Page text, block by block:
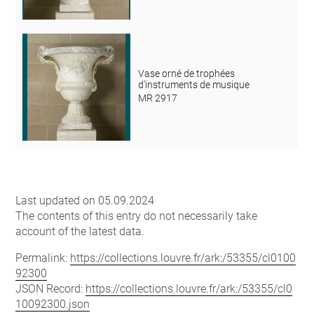
Vase orné de trophées
d'instruments de musique
MR 2917
Last updated on 05.09.2024
The contents of this entry do not necessarily take
account of the latest data.
Permalink: https://collections.louvre.fr/ark:/53355/cl0100
92300
JSON Record: https://collections.louvre.fr/ark:/53355/cl0
10092300.json